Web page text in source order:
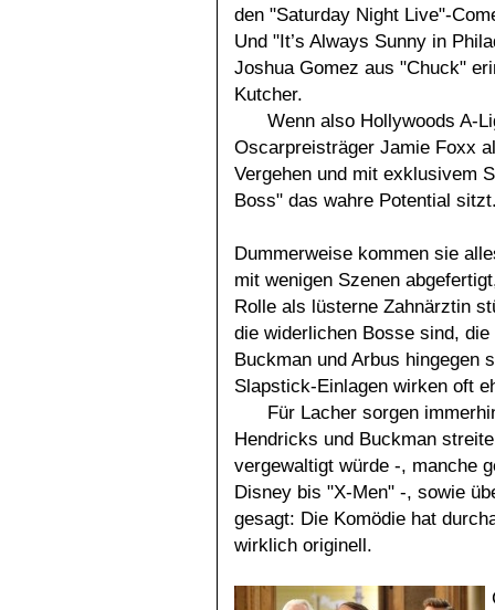
den "Saturday Night Live"-
Und "It’s Always Sunny in
Joshua Gomez aus "Chuck"
Kutcher.
Wenn also Hollywoods A-
Oscarpreisträger Jamie Foxx
Vergehen und mit exklusivem
Boss" das wahre Potential
Dummerweise kommen sie
mit wenigen Szenen
Rolle als lüsterne Zahnärztin
die widerlichen Bosse sind,
Buckman und Arbus hingegen
Slapstick-Einlagen wirken oft
Für Lacher sorgen
Hendricks und Buckman
vergewaltigt würde -, manche
Disney bis "X-Men" -, sowie
gesagt: Die Komödie hat
wirklich originell.